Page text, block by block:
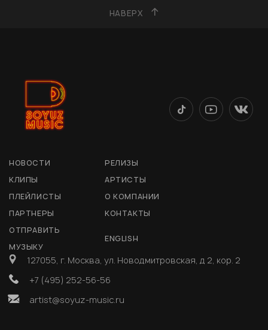
НАВЕРХ
НОВОСТИ
РЕЛИЗЫ
КЛИПЫ
АРТИСТЫ
ПЛЕЙЛИСТЫ
О КОМПАНИИ
ПАРТНЕРЫ
КОНТАКТЫ
ОТПРАВИТЬ
МУЗЫКУ
ENGLISH
127055, г. Москва, ул. Новодмитровская, д 2, кор. 2
+7 (495) 252-56-56
artist@soyuz-music.ru